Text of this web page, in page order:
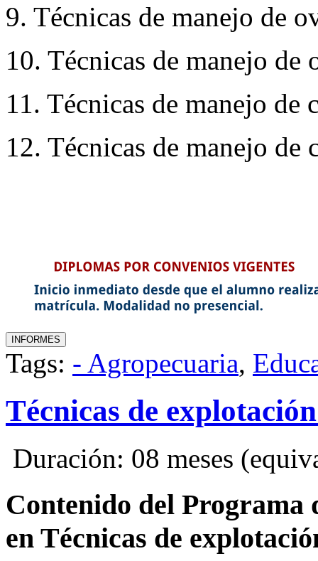
9. Técnicas de manejo de
10. Técnicas de manejo de
11. Técnicas de manejo de
12. Técnicas de manejo de
Tags: - Agropecuaria,
Técnicas de
Duración: 08 meses
Contenido del Programa
en Técnicas de